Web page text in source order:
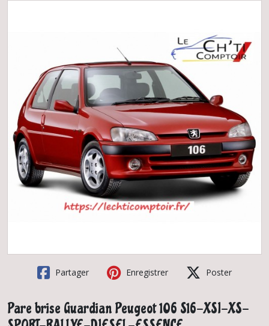
Partager Enregistrer Poster
Pare brise Guardian Peugeot 106 S16-XSI-XS-